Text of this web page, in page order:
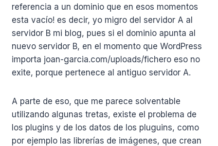
referencia a un dominio que en esos momentos
esta vacío! es decir, yo migro del servidor A al
servidor B mi blog, pues si el dominio apunta al
nuevo servidor B, en el momento que WordPress
importa joan-garcia.com/uploads/fichero eso no
exite, porque pertenece al antiguo servidor A.
A parte de eso, que me parece solventable
utilizando algunas tretas, existe el problema de
los plugins y de los datos de los pluguins, como
por ejemplo las librerías de imágenes, que crean